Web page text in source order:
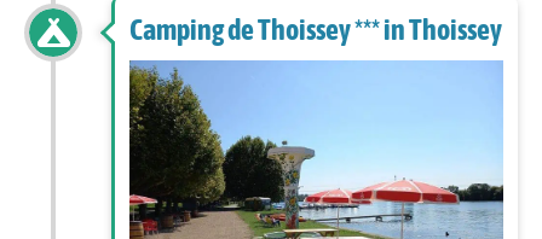
Camping de Thoissey *** in Thoissey